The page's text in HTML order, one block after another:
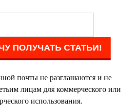
почты не разглашаются и не
лицам для коммерческого или
использования.